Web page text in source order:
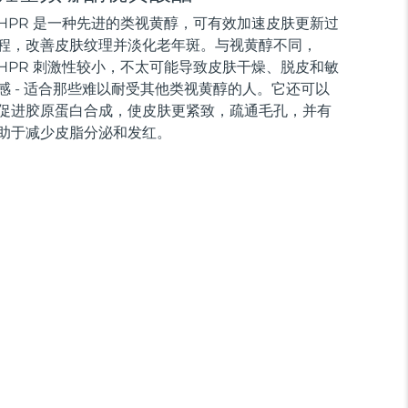
是一种先进的类视黄醇，可有效加速皮肤更新过
，改善皮肤纹理并淡化老年斑。与视黄醇不同，
刺激性较小，不太可能导致皮肤干燥、脱皮和敏
- 适合那些难以耐受其他类视黄醇的人。它还可以
进胶原蛋白合成，使皮肤更紧致，疏通毛孔，并有
于减少皮脂分泌和发红。